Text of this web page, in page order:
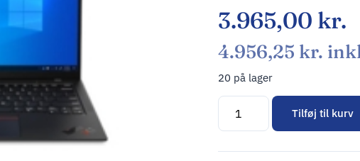
3.965,00 kr.
4.956,25 kr.
20 på lager
Tilføj til kurv
Alternative: